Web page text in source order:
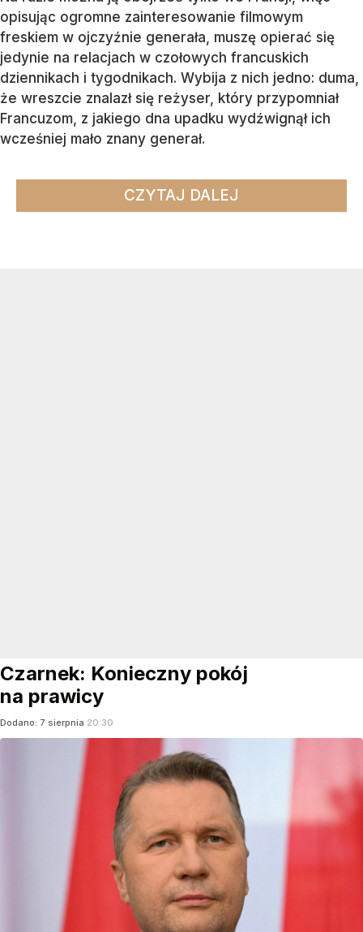
opisując ogromne zainteresowanie filmowym
freskiem w ojczyźnie generała, muszę opierać się
jedynie na relacjach w czołowych francuskich
dziennikach i tygodnikach. Wybija z nich jedno: duma,
że wreszcie znalazł się reżyser, który przypomniał
Francuzom, z jakiego dna upadku wydźwignął ich
wcześniej mało znany generał.
CZYTAJ DALEJ
Czarnek: Konieczny pokój
na prawicy
Dodano: 7 sierpnia 20:30